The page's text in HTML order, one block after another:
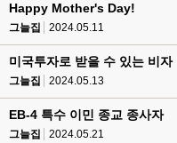
Happy Mother's Day!
그늘집 2024.05.11
미국투자로 받을 수 있는 비자
그늘집 2024.05.13
EB-4 특수 이민 종교 종사자
그늘집 2024.05.21